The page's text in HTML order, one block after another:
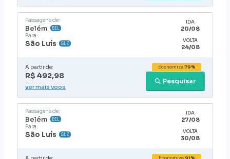
Passagens de:
Belém BEL
Para:
São Luís SLZ
IDA
20/08
VOLTA
24/08
A partir de:
R$ 492,98
Pesquisar
Economize79%
ver mais voos
Passagens de:
Belém BEL
Para:
São Luís SLZ
IDA
27/08
VOLTA
30/08